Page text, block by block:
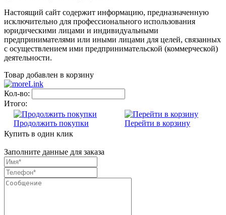
Настоящий сайт содержит информацию, предназначенную
исключительно для профессионального использования
юридическими лицами и индивидуальными
предпринимателями или иными лицами для целей, связанных
с осуществлением ими предпринимательской (коммерческой)
деятельности.
Товар добавлен в корзину
Кол-во:
Итого:
Продолжить покупки
Перейти в корзину
Купить в один клик
Заполните данные для заказа